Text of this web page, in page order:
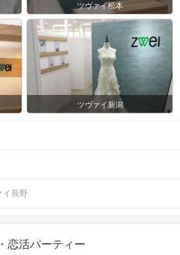
ツヴァイ松本
ツヴァイ新潟
イ長野
恋活パーティー